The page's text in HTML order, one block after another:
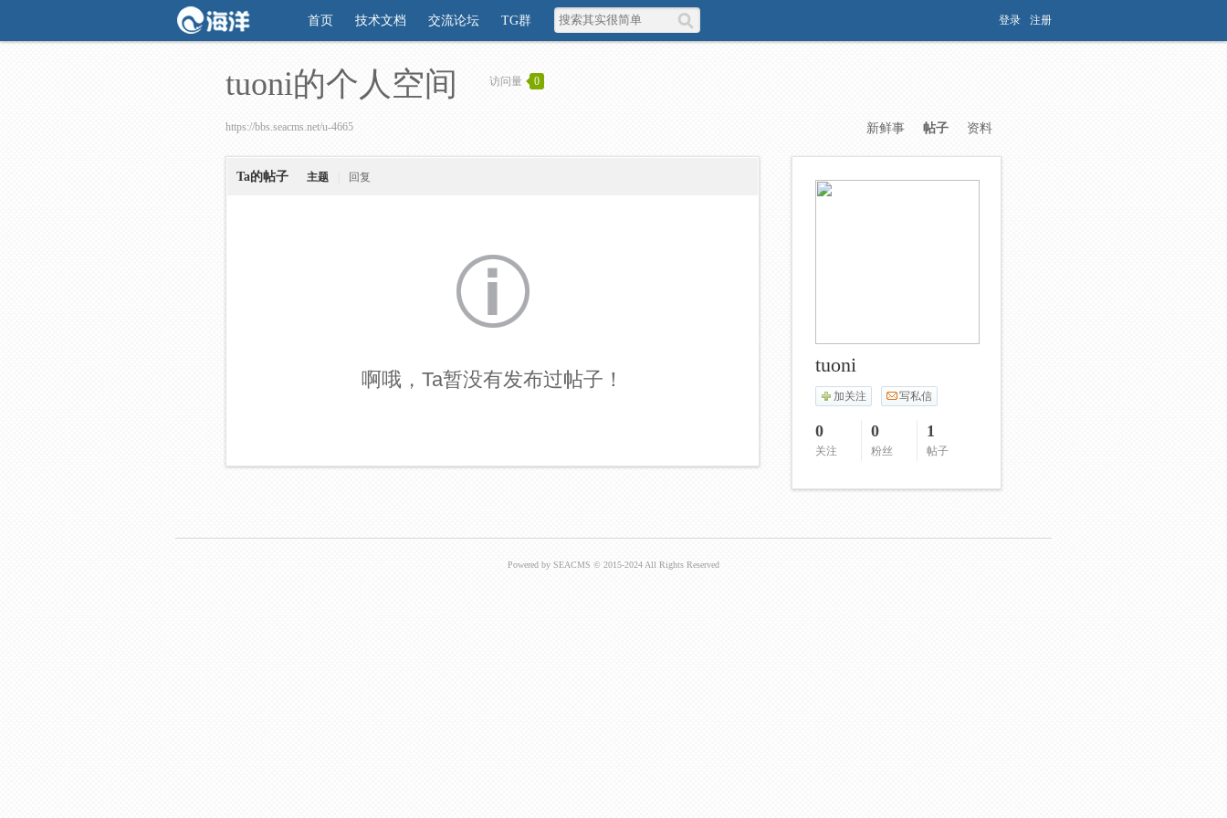
首页 技术文档 交流论坛 TG群 登录 注册
tuoni的个人空间 访问量 0
新鲜事 帖子 资料
https://bbs.seacms.net/u-4665
Ta的帖子 主题 回复
啊哦，Ta暂没有发布过帖子！
tuoni
加关注 写私信
0
关注
0
粉丝
1
帖子
Powered by SEACMS © 2015-2024 All Rights Reserved